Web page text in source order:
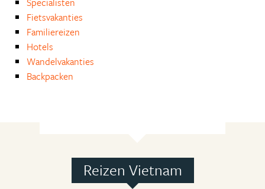
Fietsvakanties
Familiereizen
Hotels
Wandelvakanties
Backpacken
Reizen Vietnam